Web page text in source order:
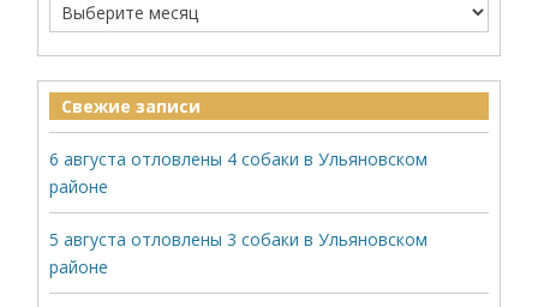
Свежие записи
6 августа отловлены 4 собаки в Ульяновском
районе
5 августа отловлены 3 собаки в Ульяновском
районе